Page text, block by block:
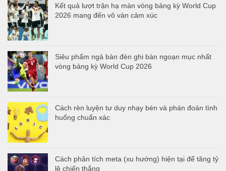
Kết quả lượt trận hạ màn vòng bảng kỳ World Cup
2026 mang đến vô vàn cảm xúc
Siêu phẩm ngả bàn đèn ghi bàn ngoạn mục nhất
vòng bảng kỳ World Cup 2026
Cách rèn luyện tư duy nhạy bén và phán đoán tình
huống chuẩn xác
Cách phân tích meta (xu hướng) hiện tại để tăng tỷ
lệ chiến thắng